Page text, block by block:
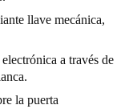
llave mecánica,
a través de
la puerta